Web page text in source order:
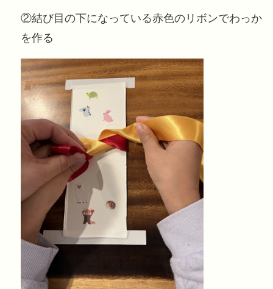
②結び目の下になっている赤色のリボンでわっか
を作る